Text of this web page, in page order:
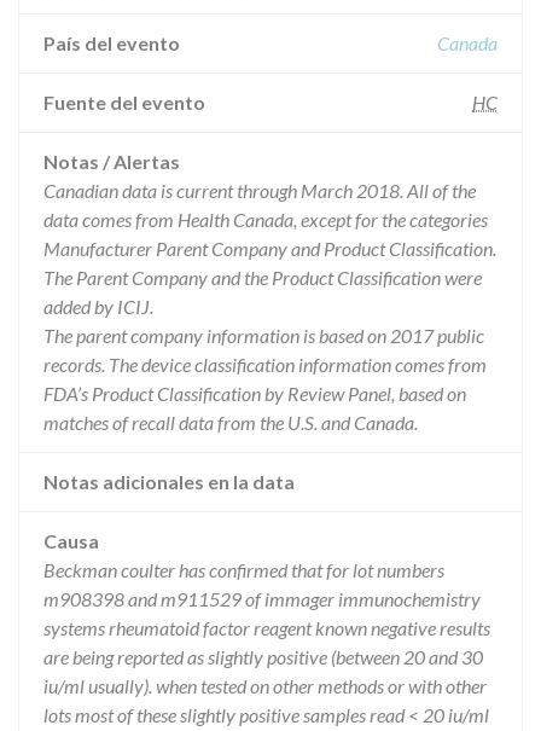
País del evento Canada
Fuente del evento HC
Notas / Alertas
Canadian data is current through March 2018. All of the
data comes from Health Canada, except for the categories
Manufacturer Parent Company and Product Classification.
The Parent Company and the Product Classification were
added by ICIJ.
The parent company information is based on 2017 public
records. The device classification information comes from
FDA’s Product Classification by Review Panel, based on
matches of recall data from the U.S. and Canada.
Notas adicionales en la data
Causa
Beckman coulter has confirmed that for lot numbers
m908398 and m911529 of immager immunochemistry
systems rheumatoid factor reagent known negative results
are being reported as slightly positive (between 20 and 30
iu/ml usually). when tested on other methods or with other
lots most of these slightly positive samples read < 20 iu/ml